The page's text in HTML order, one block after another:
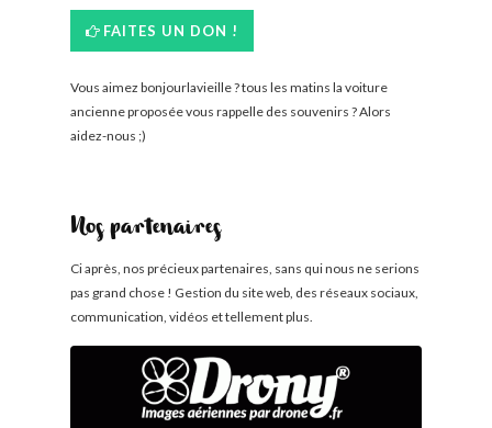
FAITES UN DON !
Vous aimez bonjourlavieille ? tous les matins la voiture
ancienne proposée vous rappelle des souvenirs ? Alors
aidez-nous ;)
Nos partenaires
Ci après, nos précieux partenaires, sans qui nous ne serions
pas grand chose ! Gestion du site web, des réseaux sociaux,
communication, vidéos et tellement plus.